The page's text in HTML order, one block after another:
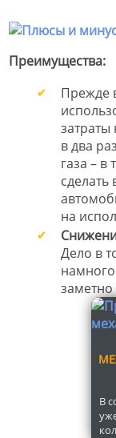
Преимущества:
Прежде
в два
газа –
на
Дело в
заметно
В